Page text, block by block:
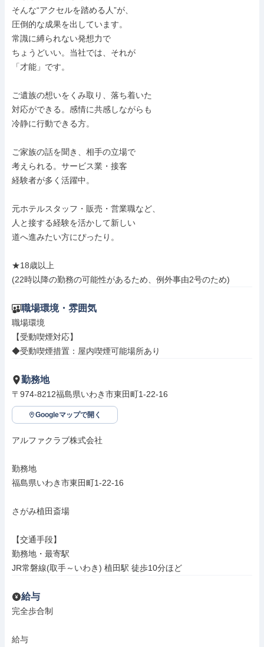
そんな“アクセルを踏める人”が、
圧倒的な成果を出しています。
常識に縛られない発想力で
ちょうどいい。当社では、それが
「才能」です。
ご遺族の想いをくみ取り、落ち着いた
対応ができる。感情に共感しながらも
冷静に行動できる方。
ご家族の話を聞き、相手の立場で
考えられる。サービス業・接客
経験者が多く活躍中。
元ホテルスタッフ・販売・営業職など、
人と接する経験を活かして新しい
道へ進みたい方にぴったり。
★18歳以上
(22時以降の勤務の可能性があるため、例外事由2号のため)
職場環境・雰囲気
職場環境
【受動喫煙対応】
◆受動喫煙措置：屋内喫煙可能場所あり
勤務地
〒974-8212福島県いわき市東田町1-22-16
Googleマップで開く
アルファクラブ株式会社
勤務地
福島県いわき市東田町1-22-16
さがみ植田斎場
【交通手段】
勤務地・最寄駅
JR常磐線(取手～いわき) 植田駅 徒歩10分ほど
給与
完全歩合制
給与